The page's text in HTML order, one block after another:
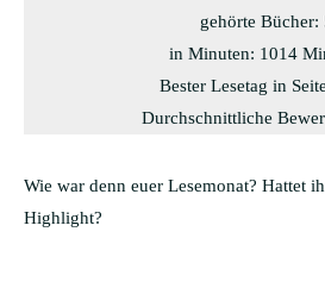
gehörte Bücher:
in Minuten: 1014
Bester Lesetag in
Durchschnittliche
Wie war denn euer Lesemonat? Hattet
Highlight?